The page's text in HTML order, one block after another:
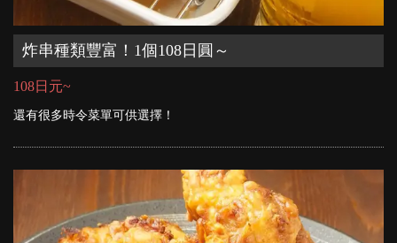
炸串種類豐富！1個108日圓～
108日元~
還有很多時令菜單可供選擇！